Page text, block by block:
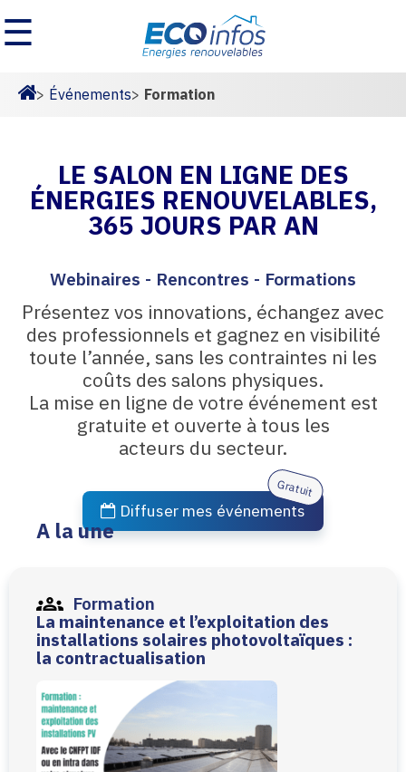
☰
> Événements> Formation
LE SALON EN LIGNE DES
ÉNERGIES RENOUVELABLES,
365 JOURS PAR AN
Webinaires - Rencontres - Formations
Présentez vos innovations, échangez avec
des professionnels et gagnez en visibilité
toute l’année, sans les contraintes ni les
coûts des salons physiques.
La mise en ligne de votre événement est
gratuite et ouverte à tous les
acteurs du secteur.
Diffuser mes événements
A la une
Formation
QUALIBOIS EAU – Equipements
biomasse vecteur eau